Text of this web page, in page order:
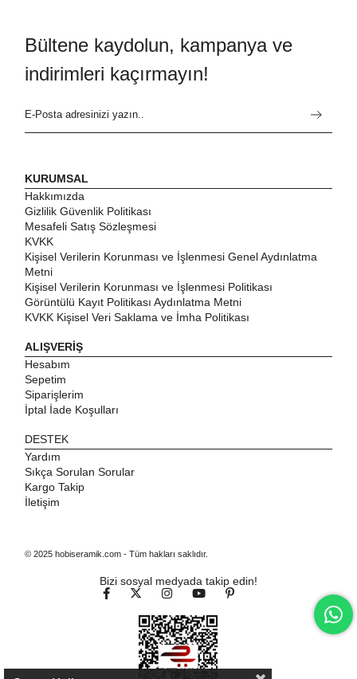
Bültene kaydolun, kampanya ve
indirimleri kaçırmayın!
KURUMSAL
Hakkımızda
Gizlilik Güvenlik Politikası
Mesafeli Satış Sözleşmesi
KVKK
Kişisel Verilerin Korunması ve İşlenmesi Genel Aydınlatma
Metni
Kişisel Verilerin Korunması ve İşlenmesi Politikası
Görüntülü Kayıt Politikası Aydınlatma Metni
KVKK Kişisel Veri Saklama ve İmha Politikası
ALIŞVERİŞ
Hesabım
Sepetim
Siparişlerim
İptal İade Koşulları
DESTEK
Yardım
Sıkça Sorulan Sorular
Kargo Takip
İletişim
© 2025 hobiseramik.com - Tüm hakları saklıdır.
Bizi sosyal medyada takip edin!